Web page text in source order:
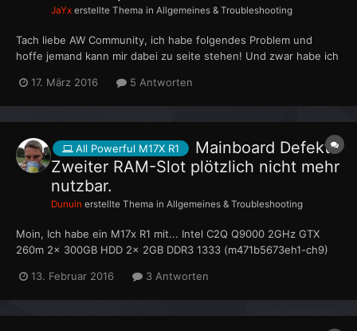
JaYx erstellte Thema in Allgemeines & Troubleshooting
Tach liebe AW Community, ich habe folgendes Problem und
hoffe jemand kann mir dabei zu seite stehen! Und zwar habe ich
ich den Laptop wieder auf Werkseinstellungen zurücksetzen um
alle Alienware funktionen zu nutzen, mir...
17. März 2016 5 Antworten
All Powerful M17X R1
Mainboard Defekt?
Zweiter RAM-Slot plötzlich nicht mehr
nutzbar.
Dunuin erstellte Thema in Allgemeines & Troubleshooting
Moin, Ich habe ein M17x R1 mit... Intel C2Q Q9000 2GHz GTX
260m 2x 300GB HDD 2x 2GB DDR3 1333 (m471b5673eh1-ch9)
Problemen (inzwischen 4ter Grafikkartenlüfter und der rattert
auch schon wieder...)...
13. Februar 2016 3 Antworten